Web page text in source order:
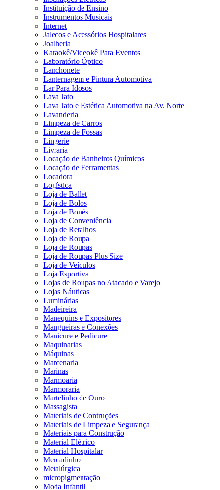
Instituição de Ensino
Instrumentos Musicais
Internet
Jalecos e Acessórios Hospitalares
Joalheria
Karaokê/Videokê Para Eventos
Laboratório Óptico
Lanchonete
Lanternagem e Pintura Automotiva
Lar Para Idosos
Lava Jato
Lava Jato e Estética Automotiva na Av. Norte
Lavanderia
Limpeza de Carros
Limpeza de Fossas
Lingerie
Livraria
Locação de Banheiros Químicos
Locação de Ferramentas
Locadora
Logística
Loja de Ballet
Loja de Bolos
Loja de Bonés
Loja de Conveniência
Loja de Retalhos
Loja de Roupa
Loja de Roupas
Loja de Roupas Plus Size
Loja de Veículos
Loja Esportiva
Lojas de Roupas no Atacado e Varejo
Lojas Náuticas
Luminárias
Madeireira
Manequins e Expositores
Mangueiras e Conexões
Manicure e Pedicure
Maquinarias
Máquinas
Marcenaria
Marinas
Marmoaria
Marmoraria
Martelinho de Ouro
Massagista
Materiais de Contruções
Materiais de Limpeza e Segurança
Materiais para Construção
Material Elétrico
Material Hospitalar
Mercadinho
Metalúrgica
micropigmentação
Moda Infantil